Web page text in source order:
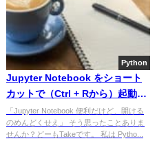
Python
Jupyter Notebook をショート
カットで（Ctrl + Rから）起動さ
せよう！
「Jupyter Notebook 便利だけど、開ける
のめんどくせえ」 そう思ったことありま
せんか？どーもTakeです。 私は Pytho...